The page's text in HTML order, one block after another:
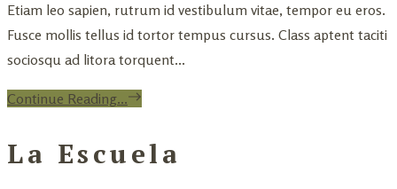
Etiam leo sapien, rutrum id vestibulum vitae, tempor eu eros.
Fusce mollis tellus id tortor tempus cursus. Class aptent taciti
sociosqu ad litora torquent...
Continue Reading...
La Escuela